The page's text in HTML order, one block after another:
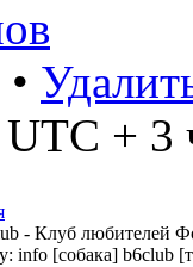
•
+ 3
- Клуб любителей
info [собака] b6club